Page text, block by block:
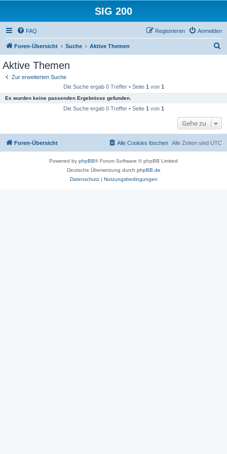
SIG 200
FAQ Anmelden
Registrieren
Foren-Übersicht Suche Aktive Themen
Aktive Themen
Zur erweiterten Suche
Die Suche ergab 0 Treffer • Seite 1 von 1
Es wurden keine passenden Ergebnisse gefunden.
Die Suche ergab 0 Treffer • Seite 1 von 1
Gehe zu
Foren-Übersicht Alle Zeiten sind UTC
Alle Cookies löschen
Powered by phpBB® Forum Software © phpBB Limited
Deutsche Übersetzung durch phpBB.de
Datenschutz| Nutzungsbedingungen